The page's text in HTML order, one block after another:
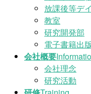
放課後等デ
教室
研究開発部
電子書籍出
会社概要
会社理念
研究活動